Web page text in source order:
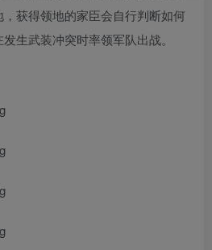
获得领地的家臣会自行判断如何
生武装冲突时率领军队出战。